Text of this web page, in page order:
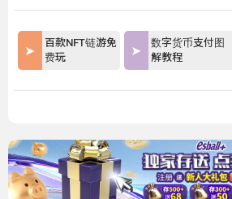
百款NFT链游免
费玩
数字货币支付图
解教程